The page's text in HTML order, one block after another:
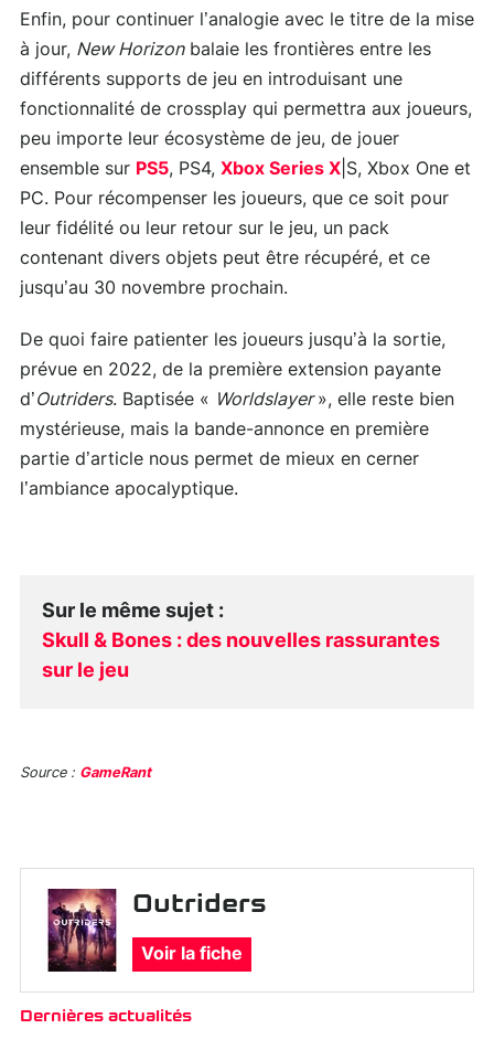
Enfin, pour continuer l’analogie avec le titre de la mise
à jour, New Horizonbalaie les frontières entre les
différents supports de jeu en introduisant une
fonctionnalité de crossplay qui permettra aux joueurs,
peu importe leur écosystème de jeu, de jouer
ensemble sur PS5, PS4, Xbox Series X |S, Xbox One et
PC. Pour récompenser les joueurs, que ce soit pour
leur fidélité ou leur retour sur le jeu, un pack
contenant divers objets peut être récupéré, et ce
jusqu’au 30 novembre prochain.
De quoi faire patienter les joueurs jusqu’à la sortie,
prévue en 2022, de la première extension payante
d’Outriders. Baptisée « Worldslayer», elle reste bien
mystérieuse, mais la bande-annonce en première
partie d’article nous permet de mieux en cerner
l’ambiance apocalyptique.
Sur le même sujet :
Skull & Bones : des nouvelles rassurantes
sur le jeu
Source : GameRant
Outriders
Voir la fiche
Dernières actualités